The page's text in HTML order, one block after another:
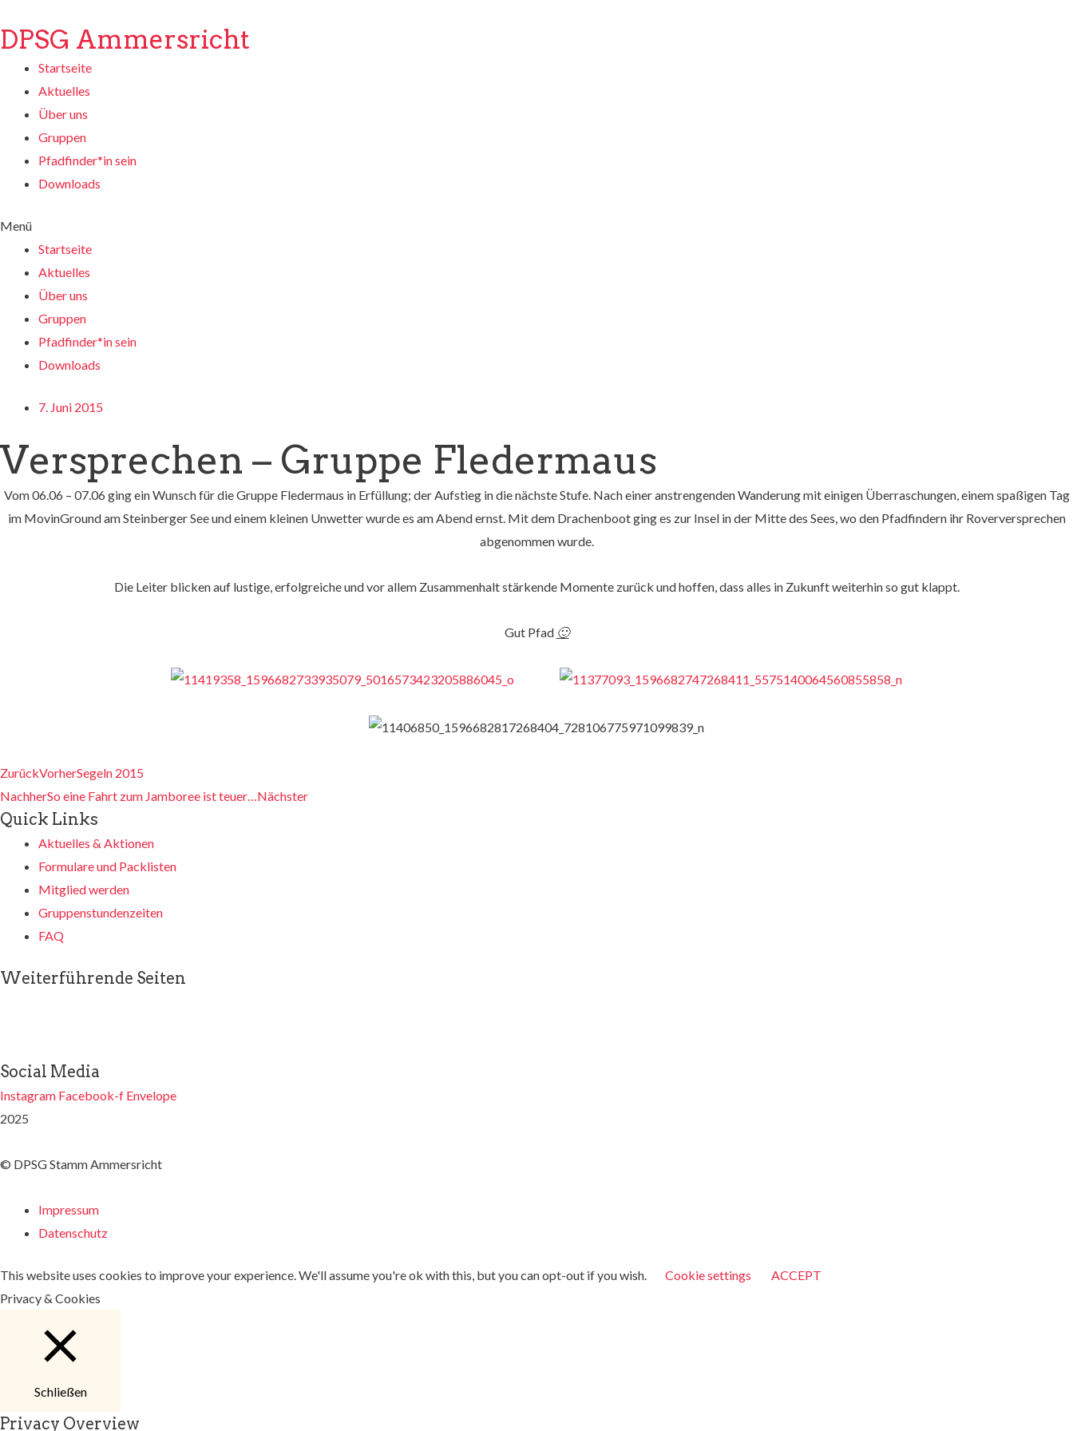
DPSG Ammersricht
Startseite
Aktuelles
Über uns
Gruppen
Pfadfinder*in sein
Downloads
Menü
Startseite
Aktuelles
Über uns
Gruppen
Pfadfinder*in sein
Downloads
7. Juni 2015
Versprechen – Gruppe Fledermaus
Vom 06.06 – 07.06 ging ein Wunsch für die Gruppe Fledermaus in Erfüllung; der Aufstieg in die nächste Stufe. Nach einer anstrengenden Wanderung mit einigen Überraschungen, einem spaßigen Tag
im MovinGround am Steinberger See und einem kleinen Unwetter wurde es am Abend ernst. Mit dem Drachenboot ging es zur Insel in der Mitte des Sees, wo den Pfadfindern ihr Roverversprechen
abgenommen wurde.
Die Leiter blicken auf lustige, erfolgreiche und vor allem Zusammenhalt stärkende Momente zurück und hoffen, dass alles in Zukunft weiterhin so gut klappt.
Gut Pfad 🙂
ZurückVorherSegeln 2015
NachherSo eine Fahrt zum Jamboree ist teuer…Nächster
Quick Links
Aktuelles & Aktionen
Formulare und Packlisten
Mitglied werden
Gruppenstundenzeiten
FAQ
Weiterführende Seiten
Social Media
Instagram Facebook-f Envelope
2025
© DPSG Stamm Ammersricht
Impressum
Datenschutz
This website uses cookies to improve your experience. We'll assume you're ok with this, but you can opt-out if you wish. Cookie settings
ACCEPT
Privacy & Cookies
Schließen
Privacy Overview